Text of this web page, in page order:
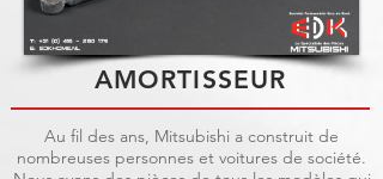
AMORTISSEUR
Au fil des ans, Mitsubishi a construit de
nombreuses personnes et voitures de société.